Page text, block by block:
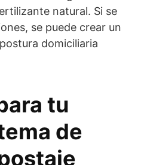
natural. Si se
se puede crear un
domiciliaria
tu
de